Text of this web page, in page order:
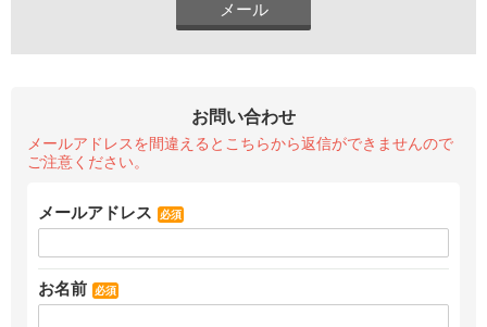
メール
お問い合わせ
メールアドレスを間違えるとこちらから返信ができませんので
ご注意ください。
メールアドレス 必須
お名前 必須